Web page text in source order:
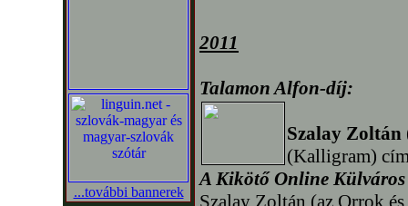
...további bannerek
2011
Talamon Alfon-díj:
Szalay Zoltán
(Kalligram)
A Kikötő Online Külváros
Szalay Zoltán (az Orrok